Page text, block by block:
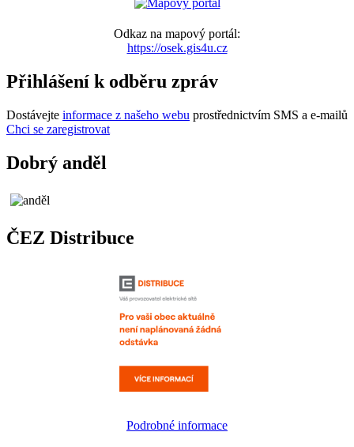
Odkaz na mapový portál:
https://osek.gis4u.cz
Přihlášení k odběru zpráv
Dostávejte informace z našeho webu prostřednictvím SMS a e-mailů
Chci se zaregistrovat
Dobrý anděl
ČEZ Distribuce
Podrobné informace